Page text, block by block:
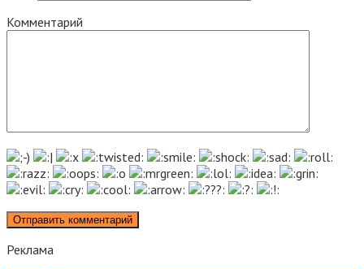
Комментарий
Реклама